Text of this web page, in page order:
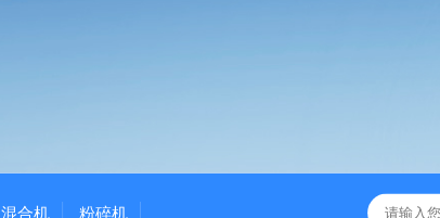
混合机 粉碎机